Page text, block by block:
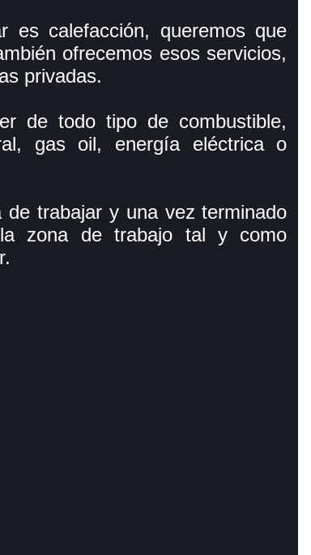
es calefacción, queremos que
ofrecemos esos servicios,
privadas.
de todo tipo de combustible,
gas oil, energí­a eléctrica o
trabajar y una vez terminado
zona de trabajo tal y como